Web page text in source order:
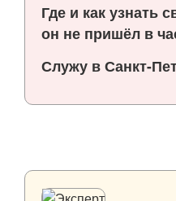
Где и как узнать
он не пришёл в
Служу в Санкт-